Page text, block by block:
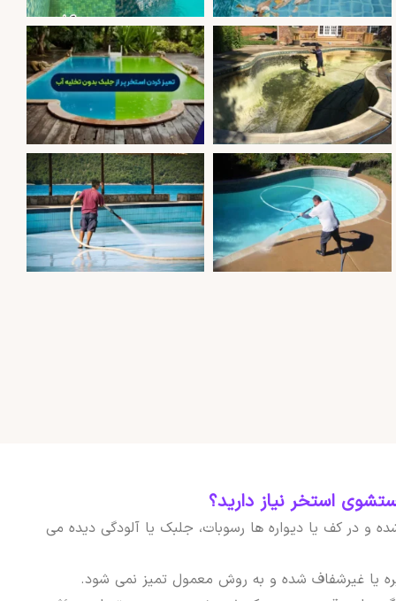
استخر نیاز دارید؟
و در کف یا دیواره ها رسوبات، جلبک یا آلودگی دیده می
یا غیرشفاف شده و به روش معمول تمیز نمی شود.